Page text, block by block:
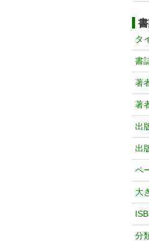
タ
書
著
著
出
出
ペ
大
分